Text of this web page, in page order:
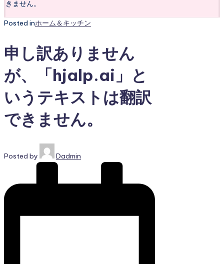
きません。
Posted inホーム＆キッチン
申し訳ありません
が、「hjalp.ai」と
いうテキストは翻訳
できません。
Posted by Dadmin